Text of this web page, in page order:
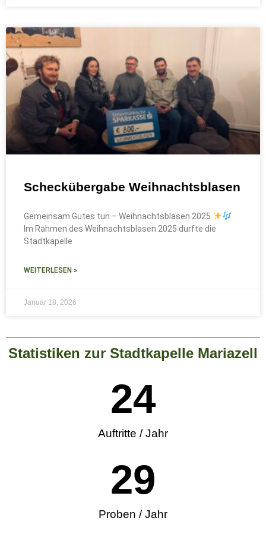
Scheckübergabe Weihnachtsblasen
Gemeinsam Gutes tun – Weihnachtsblasen 2025
Im Rahmen des Weihnachtsblasen 2025 durfte die
Stadtkapelle
WEITERLESEN »
Januar 18, 2026
Statistiken zur Stadtkapelle Mariazell
Auftritte / Jahr
25
Proben / Jahr
30